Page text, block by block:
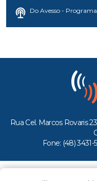
Do Avesso -
Rua Cel. Marcos Rovaris
Fone: (48) 3431-